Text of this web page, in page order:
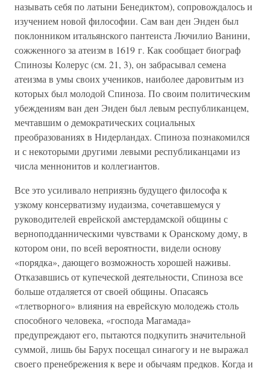
называть себя по латыни Бенедиктом), сопровождалось и
изучением новой философии. Сам ван ден Энден был
поклонником итальянского пантеиста Лючилио Ванини,
сожженного за атеизм в 1619 г. Как сообщает биограф
Спинозы Колерус (см. 21, 3), он забрасывал семена
атеизма в умы своих учеников, наиболее даровитым из
которых был молодой Спиноза. По своим политическим
убеждениям ван ден Энден был левым республиканцем,
мечтавшим о демократических социальных
преобразованиях в Нидерландах. Спиноза познакомился
и с некоторыми другими левыми республиканцами из
числа меннонитов и коллегиантов.
Все это усиливало неприязнь будущего философа к
узкому консерватизму иудаизма, сочетавшемуся у
руководителей еврейской амстердамской общины с
верноподданническими чувствами к Оранскому дому, в
котором они, по всей вероятности, видели основу
«порядка», дающего возможность хорошей наживы.
Отказавшись от купеческой деятельности, Спиноза все
больше отдаляется от своей общины. Опасаясь
«тлетворного» влияния на еврейскую молодежь столь
способного человека, «господа Магамада»
предупреждают его, пытаются подкупить значительной
суммой, лишь бы Барух посещал синагогу и не выражал
своего пренебрежения к вере и обычаям предков. Когда и